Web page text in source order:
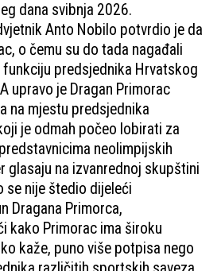
dana svibnja 2026.
Anto Nobilo potvrdio je da
o čemu su do tada nagađali
predsjednika Hrvatskog
upravo je Dragan Primorac
na mjestu predsjednika
je odmah počeo lobirati za
neolimpijskih
glasaju na izvanrednoj skupštini
se nije štedio dijeleći
Dragana Primorca,
kako Primorac ima široku
kaže, puno više potpisa nego